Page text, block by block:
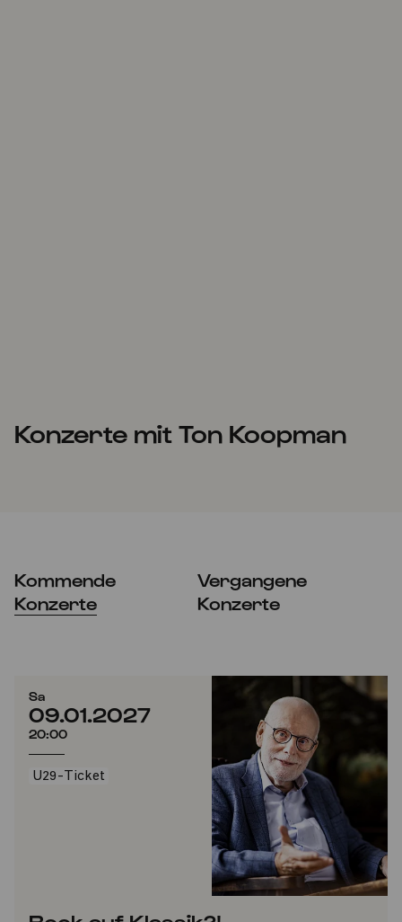
Konzerte mit Ton Koopman
Kommende
Konzerte
Vergangene
Konzerte
Sa
09.01.2027
20:00
U29-Ticket